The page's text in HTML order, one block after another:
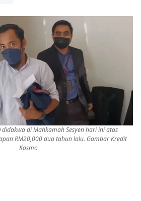
di Mahkamah Sesyen hari ini atas
RM20,000 dua tahun lalu. Gambar Kredit
Kosmo